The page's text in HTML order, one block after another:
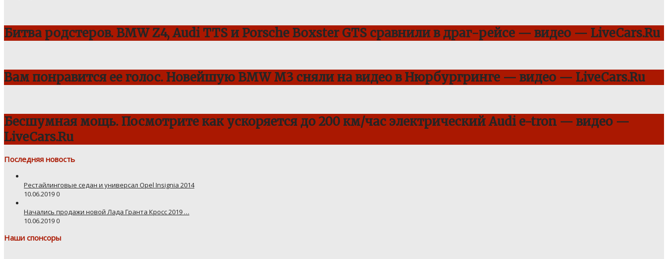
Битва родстеров. BMW Z4, Audi TTS и Porsche Boxster GTS сравнили в драг-рейсе — видео — LiveCars.Ru
Вам понравится ее голос. Новейшую BMW M3 сняли на видео в Нюрбургринге — видео — LiveCars.Ru
Бесшумная мощь. Посмотрите как ускоряется до 200 км/час электрический Audi e-tron — видео —
LiveCars.Ru
Последняя новость
Рестайлинговые седан и универсал Opel Insignia 2014
10.06.20190
Начались продажи новой Лада Гранта Кросс 2019 …
10.06.20190
Наши спонсоры